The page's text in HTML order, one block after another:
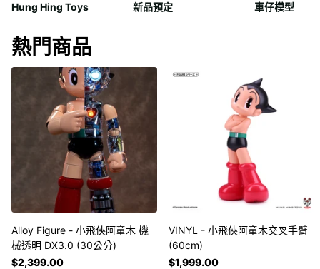
Hung Hing Toys 新品預定 車仔模型
熱門商品
Alloy Figure - 小飛俠阿童木 機
械透明 DX3.0 (30公分)
$2,399.00
VINYL - 小飛俠阿童木交叉手臂
(60cm)
$1,999.00